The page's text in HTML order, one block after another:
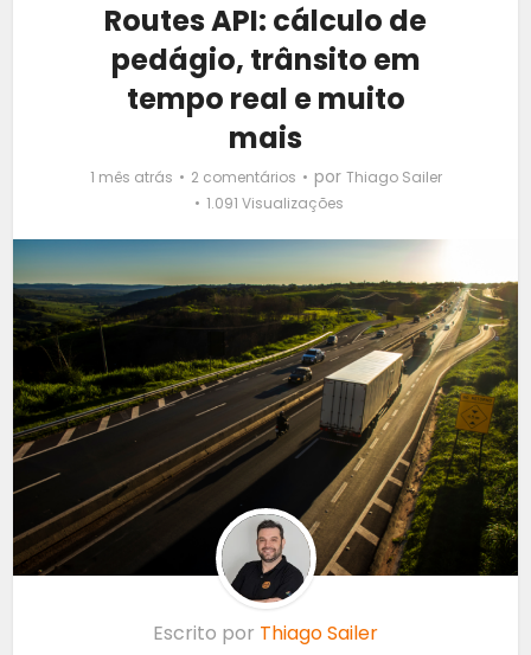
Routes API: cálculo de
pedágio, trânsito em
tempo real e muito
mais
1 mês atrás 2 comentários por Thiago Sailer
1.091 Visualizações
Escrito por Thiago Sailer